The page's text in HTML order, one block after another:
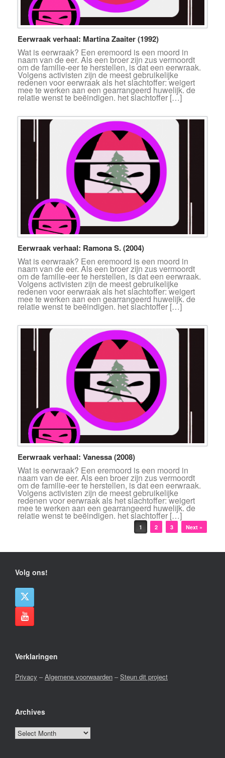
Eerwraak verhaal: Martina Zaaiter (1992)
Wat is eerwraak? Een eremoord is een moord in
naam van de eer. Als een broer zijn zus vermoordt
om de familie-eer te herstellen, is dat een eerwraak.
Volgens activisten zijn de meest gebruikelijke
redenen voor eerwraak als het slachtoffer: weigert
mee te werken aan een gearrangeerd huwelijk. de
relatie wenst te beëindigen. het slachtoffer […]
Eerwraak verhaal: Ramona S. (2004)
Wat is eerwraak? Een eremoord is een moord in
naam van de eer. Als een broer zijn zus vermoordt
om de familie-eer te herstellen, is dat een eerwraak.
Volgens activisten zijn de meest gebruikelijke
redenen voor eerwraak als het slachtoffer: weigert
mee te werken aan een gearrangeerd huwelijk. de
relatie wenst te beëindigen. het slachtoffer […]
Eerwraak verhaal: Vanessa (2008)
Wat is eerwraak? Een eremoord is een moord in
naam van de eer. Als een broer zijn zus vermoordt
om de familie-eer te herstellen, is dat een eerwraak.
Volgens activisten zijn de meest gebruikelijke
redenen voor eerwraak als het slachtoffer: weigert
mee te werken aan een gearrangeerd huwelijk. de
relatie wenst te beëindigen. het slachtoffer […]
1 2 3 Next »
Volg ons!
Verklaringen
Privacy –Algemene voorwaarden –Steun dit project
Archives
Archives